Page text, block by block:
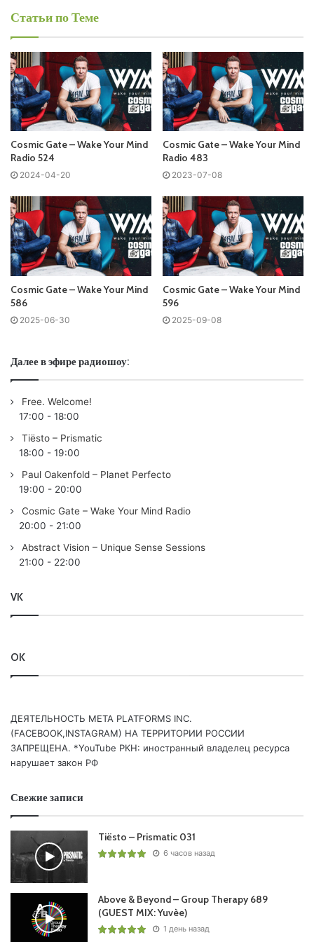
Запись выпусков
Слушай и добавляй плейлист VK:
Tracklist:
Coming soon…
01:04 | 01. Full Crate & Gaidaa & Marten Lou – A Storm On
A Summers Day (Rework) | TUNECORE
05:05 | 02. Luke Brancaccio & Gai Barone ft. Kiki Cave – All
I Need (Hernan Cattaneo & Mercurio Remix) | MUSIC TO
DIE FOR
12:53 | 04. Shallou & Sultan + Shepard – Twilight | THIS
NEVER HAPPENED
18:36 | 05. Moderat – Therapy | MUTE
23:12 | 06. CamelPhat & Josh Gigante ft. Kuuda – So Good |
WHEN STARS ALIGN
27:00 | 07. LÜRUM – Falling Through You | ECCENTRICITY
31:35 | 08. Fideles & Picca & Mars – Ascending |
INTERSTELLAR (INSOMNIAC)
35:38 | 09. Ezequiel Arias – Psychodelia | ANJUNADEEP
40:45 | 10. Mitch De Klein – Beyond Tomorrow | PURIFIED
45:15 | 11. Max Graham & Second Sine ft. Eve Allie – Every
Moment | ANJUNABEATS
55:25 | 13.
Понравился выпуск?
Статьи по Теме
Cosmic Gate – Wake Your Mind
Radio 524
2024-04-20
Cosmic Gate – Wake Your Mind
Radio 483
2023-07-08
Cosmic Gate – Wake Your Mind
586
2025-06-30
Cosmic Gate – Wake Your Mind
596
2025-09-08
Далее в эфире радиошоу:
Free. Welcome!
17:00 - 18:00
Tiësto – Prismatic
18:00 - 19:00
Paul Oakenfold – Planet Perfecto
19:00 - 20:00
Cosmic Gate – Wake Your Mind Radio
20:00 - 21:00
Abstract Vision – Unique Sense Sessions
21:00 - 22:00
VK
OK
ДЕЯТЕЛЬНОСТЬ МЕТА PLATFORMS INC.
(FACEBOOK,INSTAGRAM) НА ТЕРРИТОРИИ РОССИИ
ЗАПРЕЩЕНА. *YouTube РКН: иностранный владелец ресурса
нарушает закон РФ
Свежие записи
Tiësto – Prismatic 031
6 часов назад
Above & Beyond – Group Therapy 689
(GUEST MIX: Yuvèe)
1 день назад